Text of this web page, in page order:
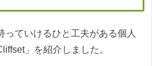
っていけるひと工夫がある個人
」を紹介しました。